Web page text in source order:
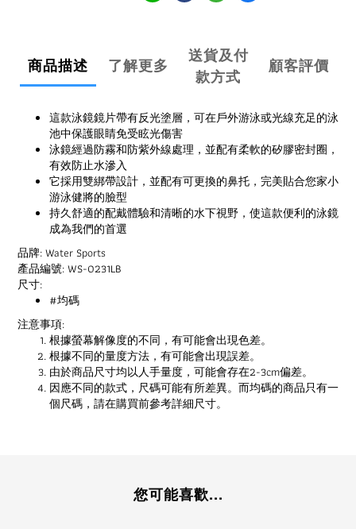
商品描述 了解更多
送貨及付
款方式
顧客評價
這款泳鏡鏡片帶有反光塗層，可在戶外游泳或光線充足的泳
池中保護眼睛免受眩光傷害
泳鏡經過防霧和防紫外線處理，並配有柔軟的矽膠密封圈，
有效防止水滲入
它採用雙綁帶設計，並配有可更換的鼻托，完美貼合您家小
游泳健將的臉型
持久舒適的配戴體驗和清晰的水下視野，使這款便利的泳鏡
成為我們的首選
品牌: Water Sports
產品編號: WS-0231LB
尺寸:
#均碼
注意事項:
根據螢幕解像度的不同，有可能會出現色差。
根據不同的量度方法，有可能會出現誤差。
由於商品尺寸均以人手量度，可能會存在2-3cm偏差。
因應不同的款式，尺碼可能有所差異。而均碼的商品只有一
個尺碼，請在購買前參考詳細尺寸。
您可能喜歡...